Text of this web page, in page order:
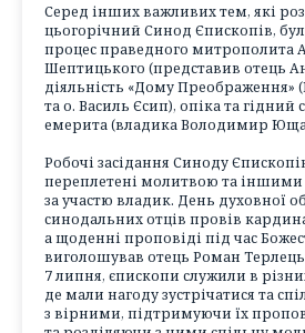
Серед інших важливих тем, які
цьогорічний Синод Єпископів,
процес праведного митрополита
Шептицького (представив отець
діяльність «Дому Преображення»
та о. Василь Єсип), опіка та гідний
емерита (владика Володимир
Робочі засідання Синоду
переплетені молитвою та іншими
за участю владик. День духовної
синодальних отців провів
а щоденні проповіді під час
виголошував отець Роман
7 липня, єпископи служили в
де мали нагоду зустрічатися та
з вірними, підтримуючи їх